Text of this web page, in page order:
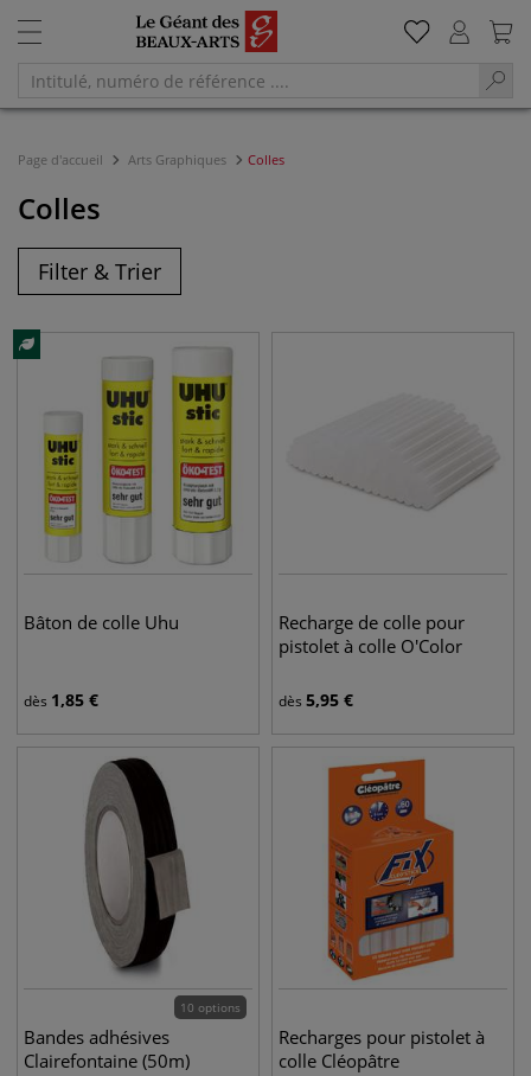
Page d'accueil Arts Graphiques Colles
Colles
Filter & Trier
Bâton de colle Uhu
dès 1,85 €
Recharge de colle pour
pistolet à colle O'Color
dès 5,95 €
10 options
Bandes adhésives
Clairefontaine (50m)
Recharges pour pistolet à
colle Cléopâtre